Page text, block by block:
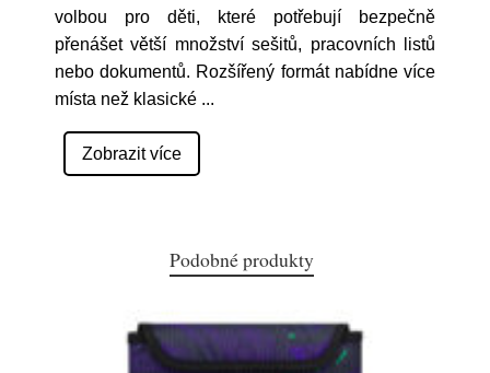
volbou pro děti, které potřebují bezpečně
přenášet větší množství sešitů, pracovních listů
nebo dokumentů. Rozšířený formát nabídne více
místa než klasické ...
Zobrazit více
Podobné produkty